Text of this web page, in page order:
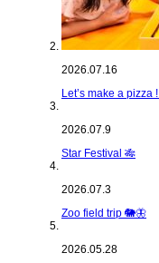
2026.07.16
Let’s make a pizza
2026.07.9
Star Festival 🎋
2026.07.3
Zoo field trip 🐘🦋
2026.05.28